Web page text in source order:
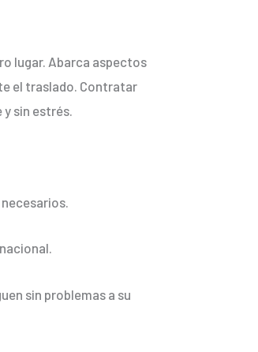
lugar. Abarca aspectos
el traslado. Contratar
sin estrés.
sin problemas a su